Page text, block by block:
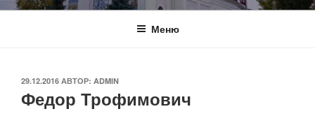
Меню
ОПУБЛИКОВАНО
29.12.2016 АВТОР: ADMIN
Федор Трофимович